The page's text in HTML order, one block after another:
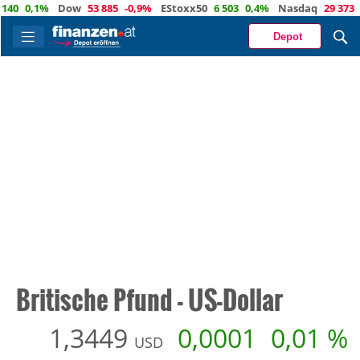
0,1% Dow 53 885 -0,9% EStoxx50 6 503 0,4% Nasdaq 29 373 -
Depot
Britische Pfund - US-Dollar
1,3449 USD 0,0001 0,01 %